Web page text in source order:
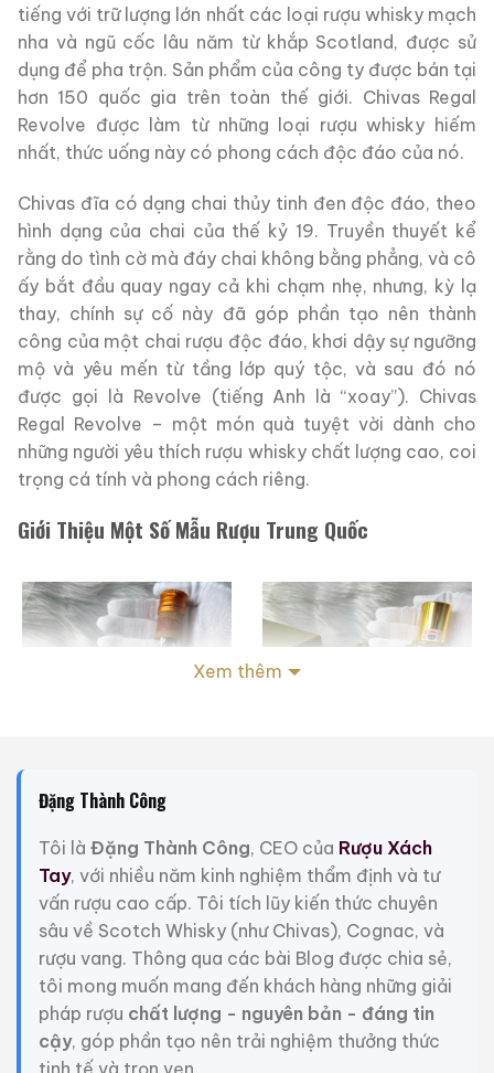
tiếng với trữ lượng lớn nhất các loại rượu whisky mạch
nha và ngũ cốc lâu năm từ khắp Scotland, được sử
dụng để pha trộn. Sản phẩm của công ty được bán tại
hơn 150 quốc gia trên toàn thế giới. Chivas Regal
Revolve được làm từ những loại rượu whisky hiếm
nhất, thức uống này có phong cách độc đáo của nó.
Chivas đĩa có dạng chai thủy tinh đen độc đáo, theo
hình dạng của chai của thế kỷ 19. Truyền thuyết kể
rằng do tình cờ mà đáy chai không bằng phẳng, và cô
ấy bắt đầu quay ngay cả khi chạm nhẹ, nhưng, kỳ lạ
thay, chính sự cố này đã góp phần tạo nên thành
công của một chai rượu độc đáo, khơi dậy sự ngưỡng
mộ và yêu mến từ tầng lớp quý tộc, và sau đó nó
được gọi là Revolve (tiếng Anh là “xoay”). Chivas
Regal Revolve – một món quà tuyệt vời dành cho
những người yêu thích rượu whisky chất lượng cao, coi
trọng cá tính và phong cách riêng.
Giới Thiệu Một Số Mẫu Rượu Trung Quốc
Rượu Thuốc Chí Bảo
Tam Dương
500ml / 40%
(0 đánh giá)
3.450.000
Zalo Hotline
Rượu Mao Đài Quý
Châu Ngũ Sao – Cáp
Họa Hữu Nghị 2021
500ml / 53%
0,0 (0 đánh giá)
19.280.000 ₫
Zalo Hotline
Xem thêm
Đặng Thành Công
Tôi là Đặng Thành Công, CEO của Rượu Xách
Tay, với nhiều năm kinh nghiệm thẩm định và tư
vấn rượu cao cấp. Tôi tích lũy kiến thức chuyên
sâu về Scotch Whisky (như Chivas), Cognac, và
rượu vang. Thông qua các bài Blog được chia sẻ,
tôi mong muốn mang đến khách hàng những giải
pháp rượu chất lượng - nguyên bản - đáng tin
cậy, góp phần tạo nên trải nghiệm thưởng thức